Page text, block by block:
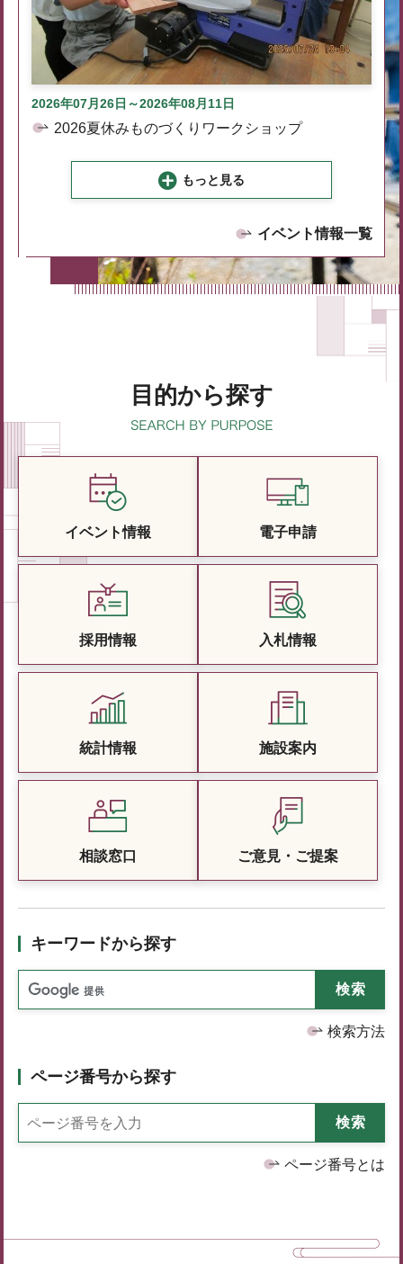
2026年07月26日～2026年08月11日
2026夏休みものづくりワークショップ
もっと見る
イベント情報一覧
目的から探す
イベント情報 電子申請
採用情報 入札情報
統計情報 施設案内
相談窓口 ご意見・ご提案
キーワードから探す
検索方法
ページ番号から探す
ページ番号とは